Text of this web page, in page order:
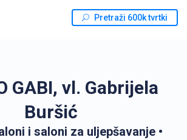
Pretraži 600k tvrtki
GABI, vl. Gabrijela
Buršić
i saloni za uljepšavanje •